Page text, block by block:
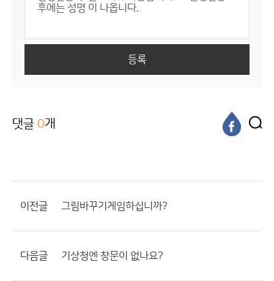
등록
댓글 0개
이전글 그림바꾸기게임하십니까?
다음글 기상청엔 창문이 없나요?